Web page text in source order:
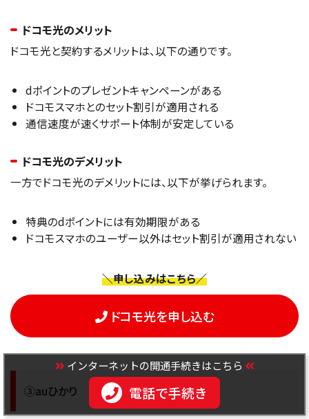
ドコモ光のメリット
ドコモ光と契約するメリットは、以下の通りです。
dポイントのプレゼントキャンペーンがある
ドコモスマホとのセット割引が適用される
通信速度が速くサポート体制が安定している
ドコモ光のデメリット
一方でドコモ光のデメリットには、以下が挙げられます。
特典のdポイントには有効期限がある
ドコモスマホのユーザー以外はセット割引が適用されない
＼申し込みはこちら／
ドコモ光を申し込む
③auひかり
インターネットの開通手続きはこちら
電話で手続き